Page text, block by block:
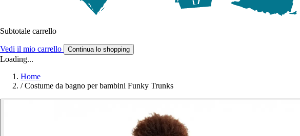
Subtotale carrello
Vedi il mio carrello Continua lo shopping
Loading...
Home
/ Costume da bagno per bambini Funky Trunks